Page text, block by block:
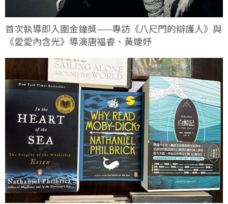
首次執導即入圍金鐘獎——專訪《八尺門的辯護人》與
《愛愛內含光》導演唐福睿、黃婕妤